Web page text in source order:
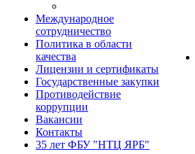
Международное
сотрудничество
Политика в области
качества
Лицензии и сертификаты
Государственные закупки
Противодействие
коррупции
Вакансии
Контакты
35 лет ФБУ "НТЦ ЯРБ"